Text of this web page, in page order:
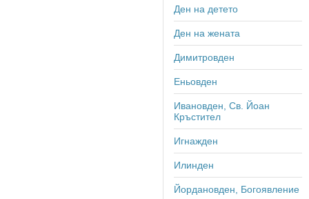
Ден на детето
Ден на жената
Димитровден
Еньовден
Ивановден, Св. Йоан
Кръстител
Игнажден
Илинден
Йордановден, Богоявление